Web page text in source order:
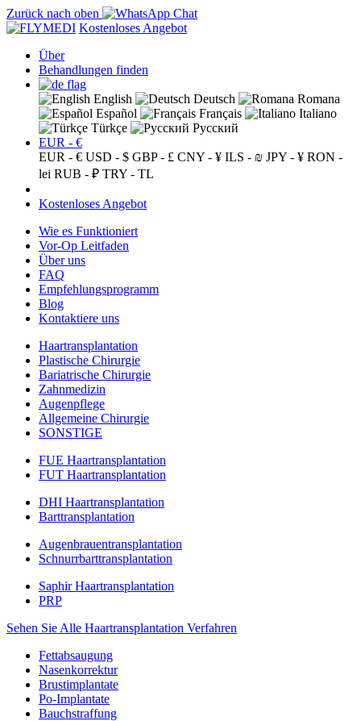
Zurück nach oben
Kostenloses Angebot
Über
Behandlungen finden
English Deutsch
Romana
Español
Français
Italiano
Türkçe
Русский
EUR - €
EUR - € USD - $ GBP - £ CNY - ¥ ILS - ₪ JPY - ¥ RON -
lei RUB - ₽ TRY - TL
Kostenloses Angebot
Wie es Funktioniert
Vor-Op Leitfaden
Über uns
FAQ
Empfehlungsprogramm
Blog
Kontaktiere uns
Haartransplantation
Plastische Chirurgie
Bariatrische Chirurgie
Zahnmedizin
Augenpflege
Allgemeine Chirurgie
SONSTIGE
FUE Haartransplantation
FUT Haartransplantation
DHI Haartransplantation
Barttransplantation
Augenbrauentransplantation
Schnurrbarttransplantation
Saphir Haartransplantation
PRP
Sehen Sie Alle Haartransplantation Verfahren
Fettabsaugung
Nasenkorrektur
Brustimplantate
Po-Implantate
Bauchstraffung